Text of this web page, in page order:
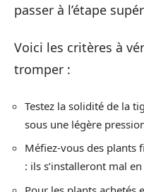
passer à l’étape
Voici les critères à
tromper :
Testez la solidité de la
sous une légère
Méfiez-vous des plants
: ils s’installeront mal